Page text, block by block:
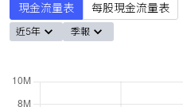
現金流量表 每股現金流量表
近5年 季報